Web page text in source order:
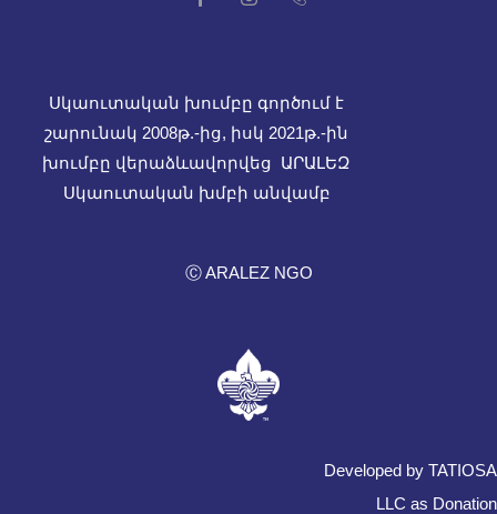
Սկաուտական խումբը գործում է
շարունակ 2008թ.-ից, իսկ 2021թ.-ին
խումբը վերաձևավորվեց ԱՐԱԼԵԶ
Սկաուտական խմբի անվամբ
Ⓒ ARALEZ NGO
Developed by TATIOSA
LLC as Donation